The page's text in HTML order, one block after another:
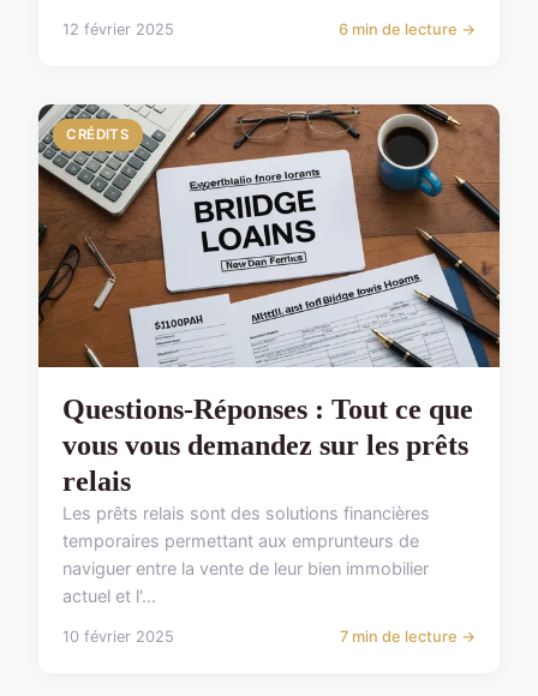
12 février 2025 6 min de lecture →
CRÉDITS
Questions-Réponses : Tout ce que
vous vous demandez sur les prêts
relais
Les prêts relais sont des solutions financières
temporaires permettant aux emprunteurs de
naviguer entre la vente de leur bien immobilier
actuel et l'...
10 février 2025 7 min de lecture →